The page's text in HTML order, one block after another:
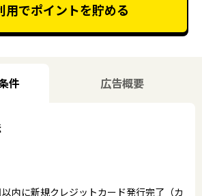
用でポイントを貯める
件 広告概要
内に新規クレジットカード発行完了（カ